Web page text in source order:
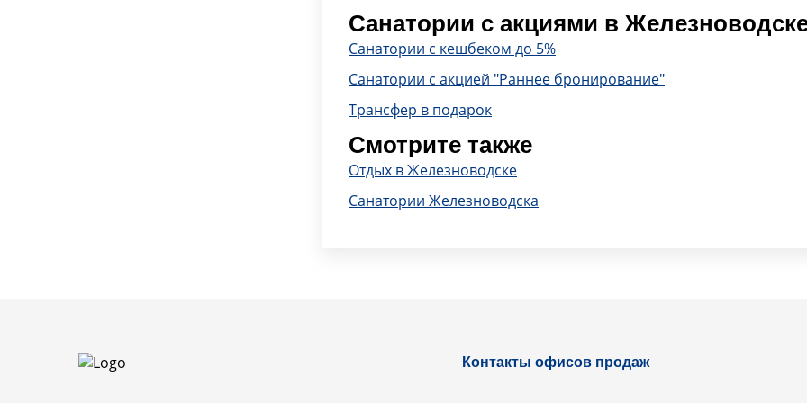
Санатории с акциями в
Санатории с кешбеком до 5%
Санатории с акцией "Раннее бронирование"
Трансфер в подарок
Смотрите также
Отдых в Железноводске
Санатории Железноводска
Контакты офисов продаж